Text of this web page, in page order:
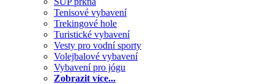
Tenisové vybavení
Trekingové hole
Turistické vybavení
Vesty pro vodní sporty
Volejbalové vybavení
Vybavení pro jógu
Zobrazit více...